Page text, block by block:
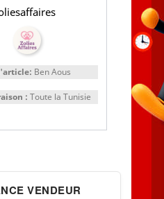
Ben Aous
:Toute la Tunisie
VENDEUR